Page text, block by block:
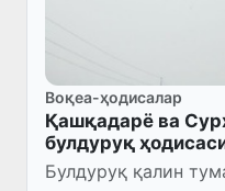
Воқеа-ҳодисалар
Қашқадарё ва
булдуруқ
Булдуруқ қалин